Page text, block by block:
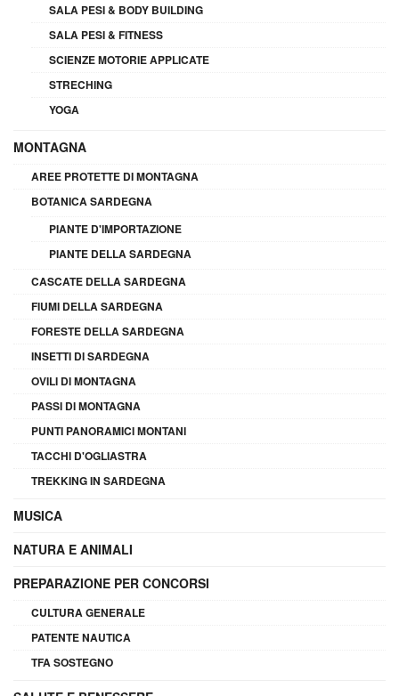
SALA PESI & BODY BUILDING
SALA PESI & FITNESS
SCIENZE MOTORIE APPLICATE
STRECHING
YOGA
MONTAGNA
AREE PROTETTE DI MONTAGNA
BOTANICA SARDEGNA
PIANTE D'IMPORTAZIONE
PIANTE DELLA SARDEGNA
CASCATE DELLA SARDEGNA
FIUMI DELLA SARDEGNA
FORESTE DELLA SARDEGNA
INSETTI DI SARDEGNA
OVILI DI MONTAGNA
PASSI DI MONTAGNA
PUNTI PANORAMICI MONTANI
TACCHI D'OGLIASTRA
TREKKING IN SARDEGNA
MUSICA
NATURA E ANIMALI
PREPARAZIONE PER CONCORSI
CULTURA GENERALE
PATENTE NAUTICA
TFA SOSTEGNO